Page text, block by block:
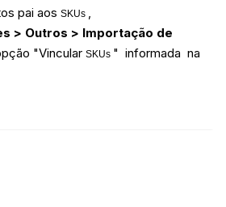
pai aos SKUs ,
> Outros > Importação de
"Vincular SKUs " informada na